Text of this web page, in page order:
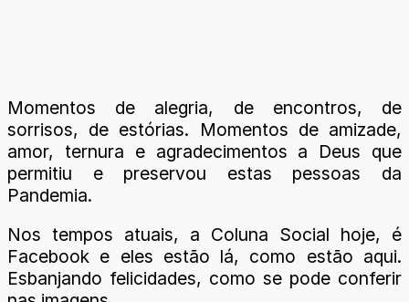
Momentos de alegria, de encontros, de
sorrisos, de estórias. Momentos de amizade,
amor, ternura e agradecimentos a Deus que
permitiu e preservou estas pessoas da
Pandemia.
Nos tempos atuais, a Coluna Social hoje, é
Facebook e eles estão lá, como estão aqui.
Esbanjando felicidades, como se pode conferir